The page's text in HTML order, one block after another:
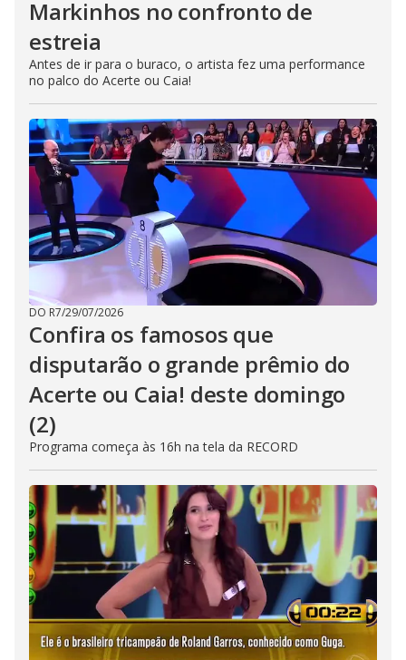
Markinhos no confronto de
estreia
Antes de ir para o buraco, o artista fez uma performance
no palco do Acerte ou Caia!
DO R7/29/07/2026
Confira os famosos que
disputarão o grande prêmio do
Acerte ou Caia! deste domingo
(2)
Programa começa às 16h na tela da RECORD